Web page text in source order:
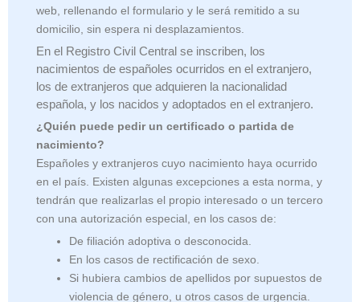
web, rellenando el formulario y le será remitido a su
domicilio, sin espera ni desplazamientos.
En el Registro Civil Central se inscriben, los
nacimientos de españoles ocurridos en el extranjero,
los de extranjeros que adquieren la nacionalidad
española, y los nacidos y adoptados en el extranjero.
¿Quién puede pedir un certificado o partida de
nacimiento?
Españoles y extranjeros cuyo nacimiento haya ocurrido
en el país. Existen algunas excepciones a esta norma, y
tendrán que realizarlas el propio interesado o un tercero
con una autorización especial, en los casos de:
De filiación adoptiva o desconocida.
En los casos de rectificación de sexo.
Si hubiera cambios de apellidos por supuestos de
violencia de género, u otros casos de urgencia.